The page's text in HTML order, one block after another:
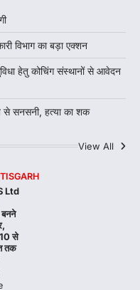
विभाग का बड़ा एक्शन
हेतु कोचिंग संस्थानों से आवेदन
से सनसनी, हत्या का शक
View All
Ltd
बनने
से
तक